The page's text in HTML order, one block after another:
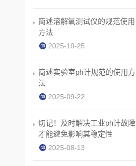
简述溶解氧测试仪的规范使用
方法
2025-10-25
简述实验室ph计规范的使用方
法
2025-09-22
切记！及时解决工业ph计故障
才能避免影响其稳定性
2025-08-13